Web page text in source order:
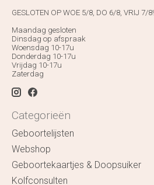
GESLOTEN OP WOE 5/8, DO 6/8, VRIJ 7/8!
Maandag gesloten
Dinsdag op afspraak
Woensdag 10-17u
Donderdag 10-17u
Vrijdag 10-17u
Zaterdag
Categorieën
Geboortelijsten
Webshop
Geboortekaartjes & Doopsuiker
Kolfconsulten